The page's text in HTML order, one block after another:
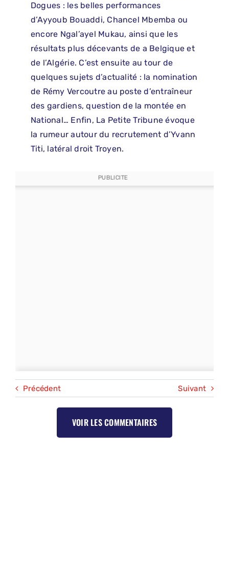
Dogues : les belles performances
d’Ayyoub Bouaddi, Chancel Mbemba ou
encore Ngal’ayel Mukau, ainsi que les
résultats plus décevants de a Belgique et
de l’Algérie. C’est ensuite au tour de
quelques sujets d’actualité : la nomination
de Rémy Vercoutre au poste d’entraîneur
des gardiens, question de la montée en
National… Enfin, La Petite Tribune évoque
la rumeur autour du recrutement d’Yvann
Titi, latéral droit Troyen.
PUBLICITE
Précédent Suivant
VOIR LES COMMENTAIRES